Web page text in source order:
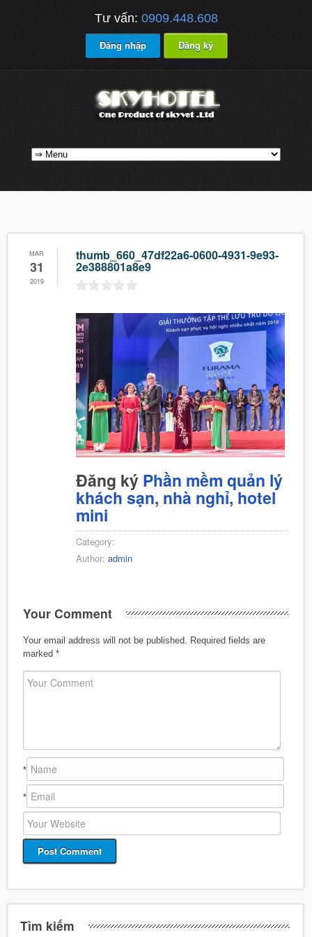
Tư vấn: 0909.448.608
Đăng nhập Đăng ký
MAR
31
2019
thumb_660_47df22a6-0600-4931-9e93-
2e388801a8e9
Đăng ký Phần mềm quản lý
khách sạn, nhà nghỉ, hotel
mini
Category:
Author: admin
Your Comment
Your email address will not be published.
Required fields are
marked *
*
*
Tìm kiếm